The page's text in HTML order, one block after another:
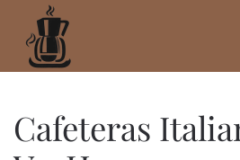
Ir
al
Cafeteras